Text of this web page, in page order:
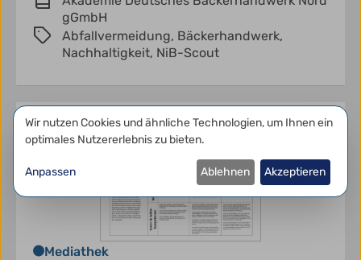
gGmbH
Abfallvermeidung, Bäckerhandwerk,
Nachhaltigkeit, NiB-Scout
Mediathek
Datenschutzeinstellungen
Wir nutzen Cookies und ähnliche Technologien, um Ihnen ein
optimales Nutzererlebnis zu bieten.
Anpassen Ablehnen Akzeptieren